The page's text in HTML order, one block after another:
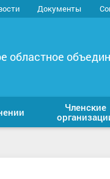
Документы
областное
Членские